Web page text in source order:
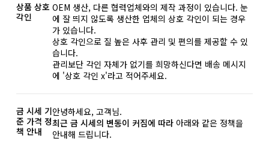
상품 상호
각인
OEM 생산, 다른 협력업체와의 제작 과정이 있습니다. 눈
에 잘 띄지 않도록 생산한 업체의 상호 각인이 되는 경우
가 있습니다.
상호 각인으로 질 높은 사후 관리 및 편의를 제공할 수 있
습니다.
관리보단 각인 자체가 없기를 희망하신다면 배송 메시지
에 '상호 각인 x'라고 적어주세요.
금 시세 기
준 가격 정
책 안내
안녕하세요, 고객님.
최근 금 시세의 변동이 커짐에 따라아래와 같은 정책을
안내해 드립니다.